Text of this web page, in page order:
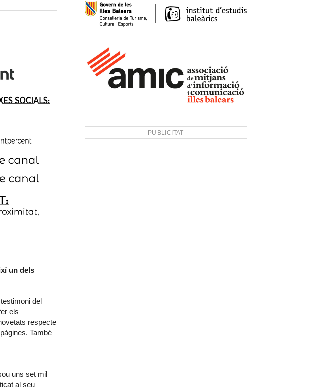
un dels
del
els
respecte
També
uns set mil
al seu
PUBLICITAT